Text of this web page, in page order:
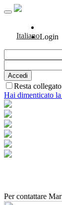
ItalianoLogin
Resta collegato
Hai dimenticato
Per contattare